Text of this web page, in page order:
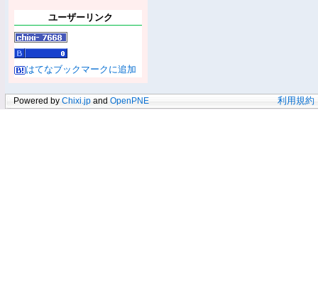
ユーザーリンク
はてなブックマークに追加
Powered by Chixi.jp and OpenPNE 利用規約